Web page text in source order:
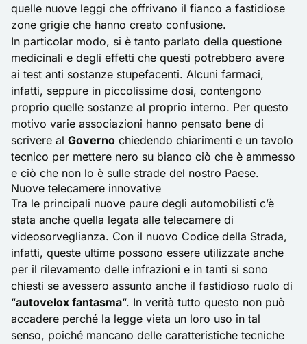
quelle nuove leggi che offrivano il fianco a fastidiose
zone grigie che hanno creato confusione.
In particolar modo, si è tanto parlato della questione
medicinali e degli effetti che questi potrebbero avere
ai test anti sostanze stupefacenti. Alcuni farmaci,
infatti, seppure in piccolissime dosi, contengono
proprio quelle sostanze al proprio interno. Per questo
motivo varie associazioni hanno pensato bene di
scrivere al Governo chiedendo chiarimenti e un tavolo
tecnico per mettere nero su bianco ciò che è ammesso
e ciò che non lo è sulle strade del nostro Paese.
Nuove telecamere innovative
Tra le principali nuove paure degli automobilisti c’è
stata anche quella legata alle telecamere di
videosorveglianza. Con il nuovo Codice della Strada,
infatti, queste ultime possono essere utilizzate anche
per il rilevamento delle infrazioni e in tanti si sono
chiesti se avessero assunto anche il fastidioso ruolo di
“autovelox fantasma“. In verità tutto questo non può
accadere perché la legge vieta un loro uso in tal
senso, poiché mancano delle caratteristiche tecniche